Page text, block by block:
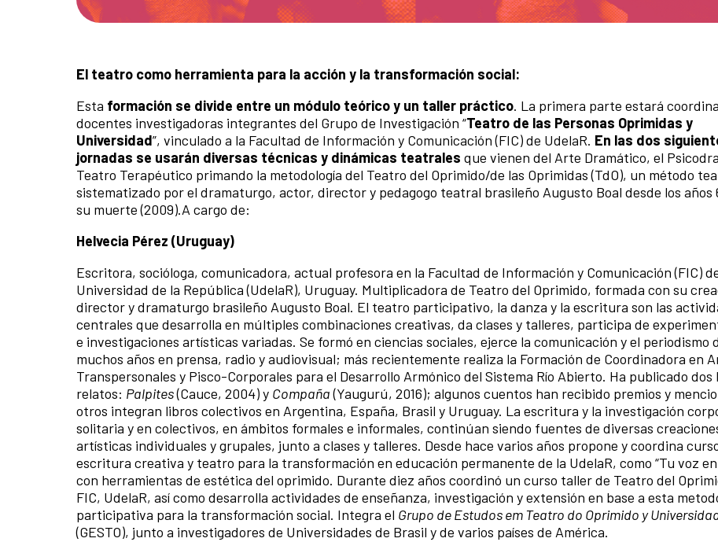
El teatro como herramienta para la acción y la transformación social:
Esta formación se divide entre un módulo teórico y un taller práctico. La primera parte estará
docentes investigadoras integrantes del Grupo de Investigación “Teatro de las Personas Oprimidas y
Universidad”, vinculado a la Facultad de Información y Comunicación (FIC) de UdelaR. En las dos
jornadas se usarán diversas técnicas y dinámicas teatrales que vienen del Arte Dramático, el
Teatro Terapéutico primando la metodología del Teatro del Oprimido/de las Oprimidas (TdO), un método
sistematizado por el dramaturgo, actor, director y pedagogo teatral brasileño Augusto Boal desde los años
su muerte (2009).A cargo de:
Helvecia Pérez (Uruguay)
Escritora, socióloga, comunicadora, actual profesora en la Facultad de Información y Comunicación (FIC)
Universidad de la República (UdelaR), Uruguay. Multiplicadora de Teatro del Oprimido, formada con su
director y dramaturgo brasileño Augusto Boal. El teatro participativo, la danza y la escritura son las
centrales que desarrolla en múltiples combinaciones creativas, da clases y talleres, participa de
e investigaciones artísticas variadas. Se formó en ciencias sociales, ejerce la comunicación y el periodismo
muchos años en prensa, radio y audiovisual; más recientemente realiza la Formación de Coordinadora en
Transpersonales y Pisco-Corporales para el Desarrollo Armónico del Sistema Río Abierto. Ha publicado dos
relatos: Palpites(Cauce, 2004) y Compaña(Yaugurú, 2016); algunos cuentos han recibido premios y
otros integran libros colectivos en Argentina, España, Brasil y Uruguay. La escritura y la investigación
solitaria y en colectivos, en ámbitos formales e informales, continúan siendo fuentes de diversas
artísticas individuales y grupales, junto a clases y talleres. Desde hace varios años propone y coordina
escritura creativa y teatro para la transformación en educación permanente de la UdelaR, como “Tu voz
con herramientas de estética del oprimido. Durante diez años coordinó un curso taller de Teatro del
FIC, UdelaR, así como desarrolla actividades de enseñanza, investigación y extensión en base a esta
participativa para la transformación social. Integra el Grupo de Estudos em Teatro do Oprimido y
(GESTO), junto a investigadores de Universidades de Brasil y de varios países de América.